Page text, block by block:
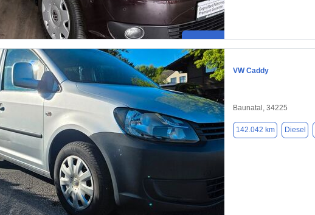
VW Caddy
Baunatal, 34225
142.042 km Diesel